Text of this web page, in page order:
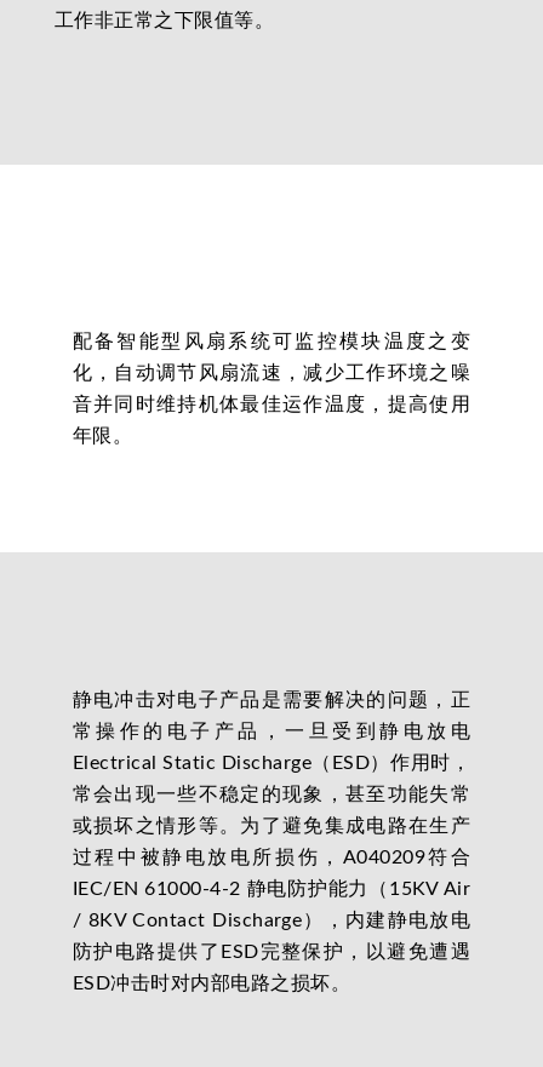
工作非正常之下限值等。
配备智能型风扇系统可监控模块温度之变
化，自动调节风扇流速，减少工作环境之噪
音并同时维持机体最佳运作温度，提高使用
年限。
静电冲击对电子产品是需要解决的问题，正
常操作的电子产品，一旦受到静电放电
Electrical Static Discharge（ESD）作用时，
常会出现一些不稳定的现象，甚至功能失常
或损坏之情形等。为了避免集成电路在生产
过程中被静电放电所损伤，A040209符合
IEC/EN 61000-4-2 静电防护能力（15KV Air
/ 8KV Contact Discharge），内建静电放电
防护电路提供了ESD完整保护，以避免遭遇
ESD冲击时对内部电路之损坏。